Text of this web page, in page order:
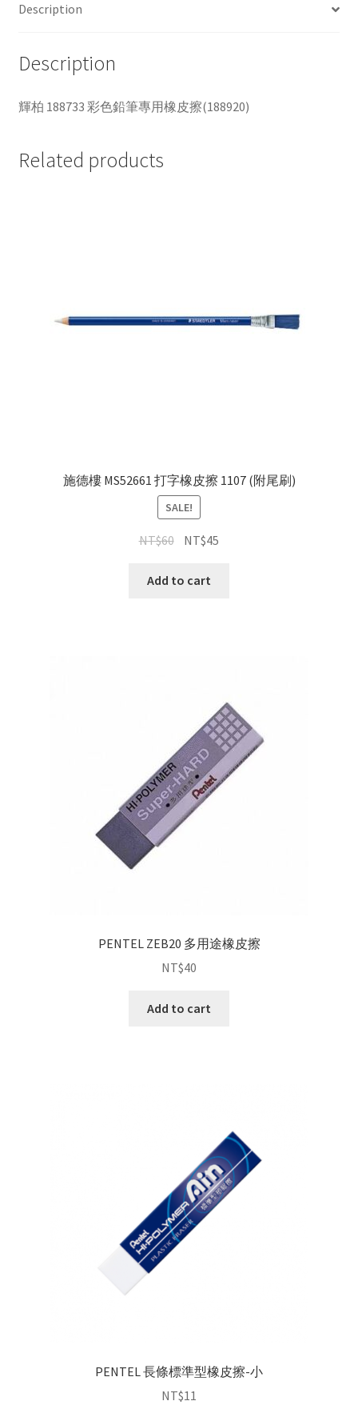
用
皮
quantity
Description
Description
輝柏 188733 彩色鉛筆專用橡皮擦(188920)
Related products
施德樓 MS52661 打字橡皮擦 1107 (附尾刷)
SALE!
NT$60 NT$45
Add to cart
PENTEL ZEB20 多用途橡皮擦
NT$40
Add to cart
PENTEL 長條標準型橡皮擦-小
NT$11